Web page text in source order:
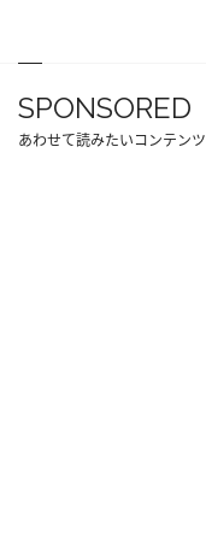
SPONSORED
あわせて読みたいコンテンツ